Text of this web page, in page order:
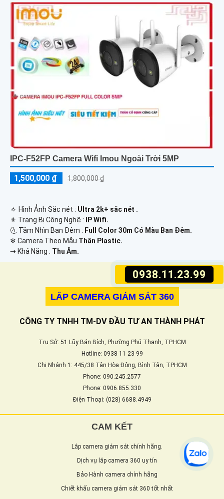
0938.11.23.99
IPC-F52FP Camera Wifi Imou Ngoài Trời 5MP
1,500,000 ₫ 1,800,000 ₫
🔅 Hình Ảnh Sắc nét : Ultra 2k+ sắc nét .
⚜️ Trang Bị Công Nghệ :
IP Wifi.
🌜 Tầm Nhìn Ban Đêm : Full Color 30m Có Màu Ban Ðêm.
❄ Camera Theo Mẫu Thân Plastic.
️⇝ Khả Năng : Thu Âm.
LẮP CAMERA GIÁM SÁT 360
CÔNG TY TNHH TM-DV ĐẦU TƯ AN THÀNH PHÁT
Trụ Sở: 51 Lũy Bán Bích, Phường Phú Thạnh, TP.HCM
Hotline: 0938 11 23 99
Chi Nhánh 1: 445/38 Tân Hòa Đông, Bình Tân, TPHCM
Phone: 090.245.2577
Phone: 0906.855.330
Điện Thoại: (028) 6688.4949
CAM KẾT
Lắp camera giám sát chính hãng.
Dịch vụ lắp camera 360 uy tín
Bảo Hành camera chính hãng
Chiết khấu camera giám sát 360 tốt nhất